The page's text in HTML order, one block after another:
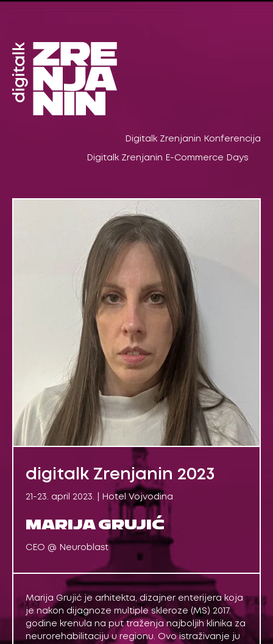
Digitalk Zrenjanin Konferencija
Digitalk Zrenjanin E-Commerce Days
digitalk Zrenjanin 2023
21-23. april 2023. | Hotel Vojvodina
MARIJA GRUJIĆ
CEO @ Neuroblast
Marija Grujić je arhitekta, dizajner enterijera koja
je nakon dijagnoze multiple skleroze (MS) 2017.
godine krenula na put traženja najboljih klinika za
neurorehabilitaciju u regionu. Ovo istraživanje ju